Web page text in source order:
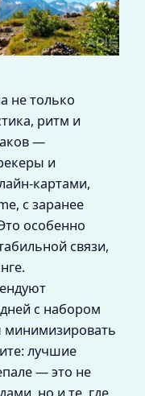
не только
ритм и
—
и
картами,
с заранее
особенно
связи,
с набором
минимизировать
лучшие
— это не